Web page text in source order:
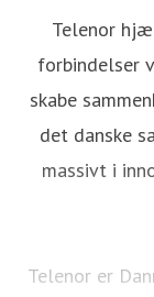
Telenor
forbindelser
skabe
det danske
massivt i
Telenor er